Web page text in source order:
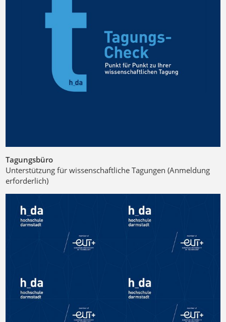
Tagungsbüro
Unterstützung für wissenschaftliche Tagungen (Anmeldung
erforderlich)